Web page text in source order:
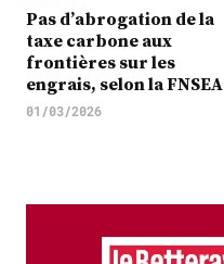
Pas d’abrogation de la
taxe carbone aux
frontières sur les
engrais, selon la FNSEA
01/03/2026